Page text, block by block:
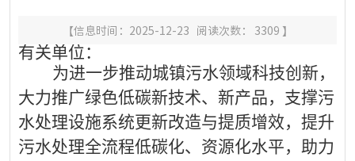
【信息时间：2025-12-23 阅读次数： 3309 】
有关单位：
为进一步推动城镇污水领域科技创新，
大力推广绿色低碳新技术、新产品，支撑污
水处理设施系统更新改造与提质增效，提升
污水处理全流程低碳化、资源化水平，助力